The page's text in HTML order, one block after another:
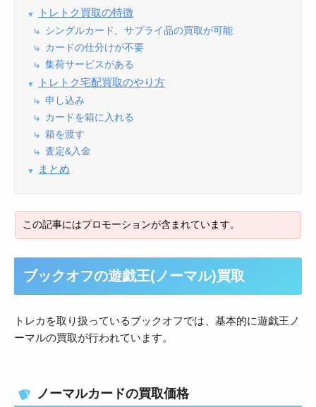
トレトク買取の特徴
シングルカード、サプライ品の買取が可能
カードの仕分けが不要
集荷サービスがある
トレトク宅配買取のやり方
申し込み
カードを箱に入れる
箱を渡す
査定&入金
まとめ
ブックオフの遊戯王(ノーマル)買取
トレカを取り扱っているブックオフでは、基本的に遊戯王ノ
ーマルの買取が行われています。
ノーマルカードの買取価格